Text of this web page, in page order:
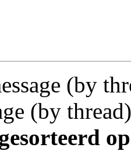
(by
(by